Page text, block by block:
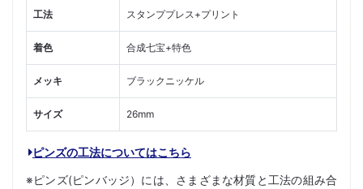
工法 スタンププレス+プリント
着色 合成七宝+特色
メッキ ブラックニッケル
サイズ 26mm
ピンズの工法についてはこちら
※ピンズ(ピンバッジ）には、さまざまな材質と工法の組み合